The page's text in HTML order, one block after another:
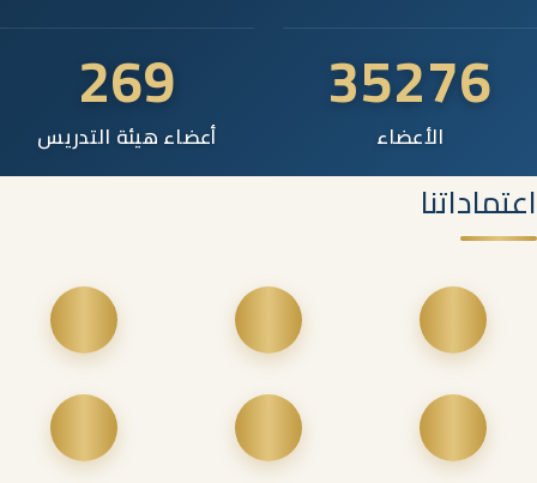
35276
الأعضاء
269
أعضاء هيئة التدريس
اعتماداتنا